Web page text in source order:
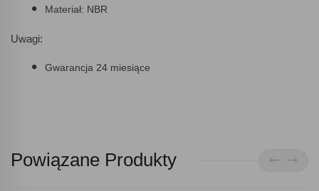
Materiał: NBR
Uwagi:
Gwarancja 24 miesiące
Powiązane Produkty